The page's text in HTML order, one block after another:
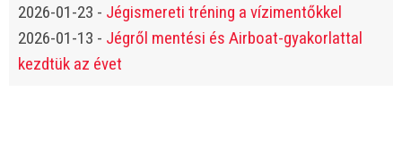
2026-01-23 - Jégismereti tréning a vízimentőkkel
2026-01-13 - Jégről mentési és Airboat-gyakorlattal
kezdtük az évet